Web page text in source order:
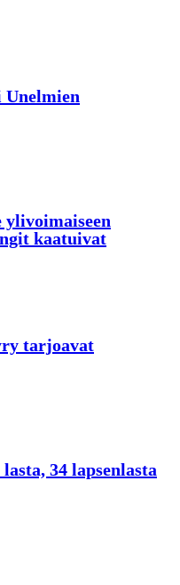
kaatuivat
tarjoavat
34 lapsenlasta